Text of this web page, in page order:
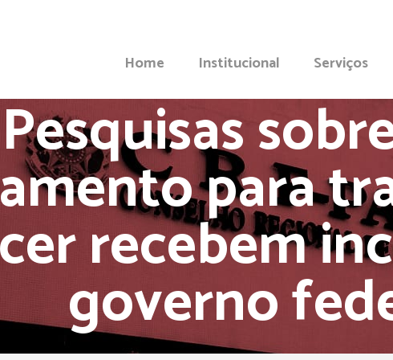
Home Institucional Serviços
Pesquisas
para
recebem
governo